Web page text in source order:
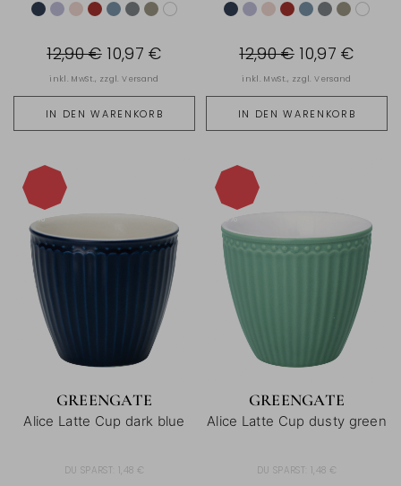
IN DEN WARENKORB
12,90 € 10,97 €
inkl. MwSt., zzgl.Versand
IN DEN WARENKORB
12,90 € 10,97 €
inkl. MwSt., zzgl.Versand
-15%
GREENGATE
Alice Latte Cup dark blue
DU SPARST: 1,48 €
GREENGATE
Alice Latte Cup dusty green
DU SPARST: 1,48 €